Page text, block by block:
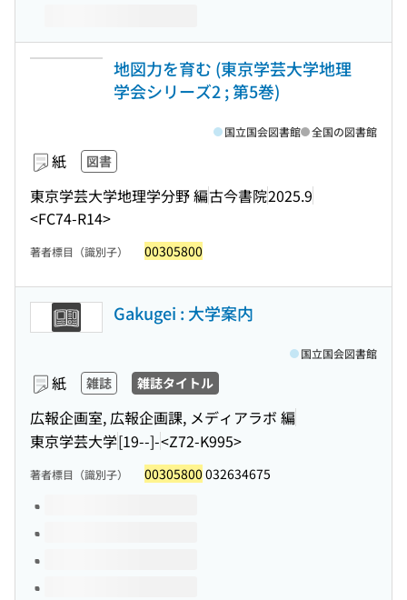
地図力を育む (東京学芸大学地理
学会シリーズ2 ; 第5巻)
紙 図書
東京学芸大学地理学分野 編古今書院2025.9
<FC74-R14>
国立国会図書館 全国の図書館
著者標目（識別子） 00305800
Gakugei : 大学案内
紙 雑誌 雑誌タイトル
広報企画室, 広報企画課, メディアラボ 編
東京学芸大学[19--]-<Z72-K995>
国立国会図書館
著者標目（識別子） 00305800 032634675
このタイトルの巻号